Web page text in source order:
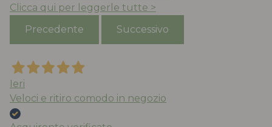
Clicca qui per leggerle tutte >
Precedente
Successivo
Ieri
Veloci e ritiro comodo in negozio